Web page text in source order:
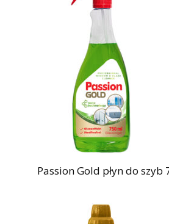
Passion Gold płyn do